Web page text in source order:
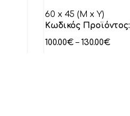
60 x 45 (M x Y)
Κωδικός Προϊόντος:
100.00€ – 130.00€